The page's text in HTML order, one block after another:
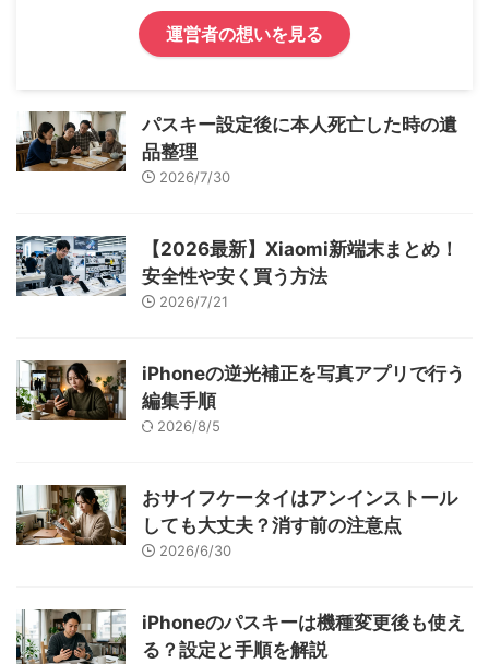
運営者の想いを見る
パスキー設定後に本人死亡した時の遺
品整理
2026/7/30
【2026最新】Xiaomi新端末まとめ！
安全性や安く買う方法
2026/7/21
iPhoneの逆光補正を写真アプリで行う
編集手順
2026/8/5
おサイフケータイはアンインストール
しても大丈夫？消す前の注意点
2026/6/30
iPhoneのパスキーは機種変更後も使え
る？設定と手順を解説